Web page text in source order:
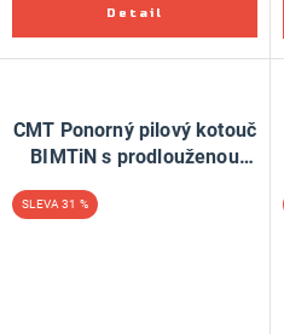
CMT Ponorný pilový kotouč
BIMTiN s prodlouženou
87mm, pro Fein, Festool
31 %